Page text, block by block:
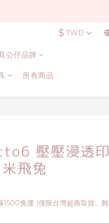
$ TWD
公仔品牌
所有商品
壓壓浸透
飛兔
1500免運 (僅限台灣超商取貨、